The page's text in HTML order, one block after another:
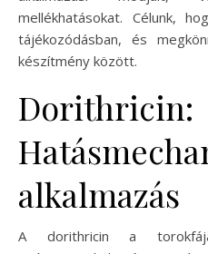
mellékhatásokat. Célunk,
tájékozódásban, és
készítmény között.
Dorithricin:
alkalmazás
A dorithricin a